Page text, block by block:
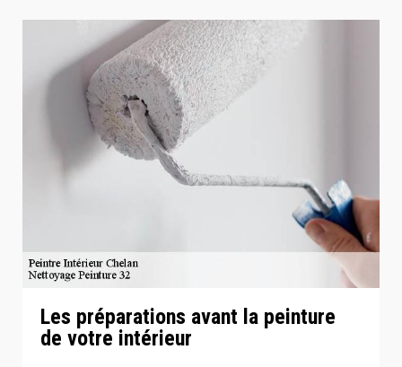
Les préparations avant la peinture
de votre intérieur